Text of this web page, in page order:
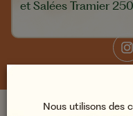
et Salées Tramier
SUIVEZ-
Nous utilisons des